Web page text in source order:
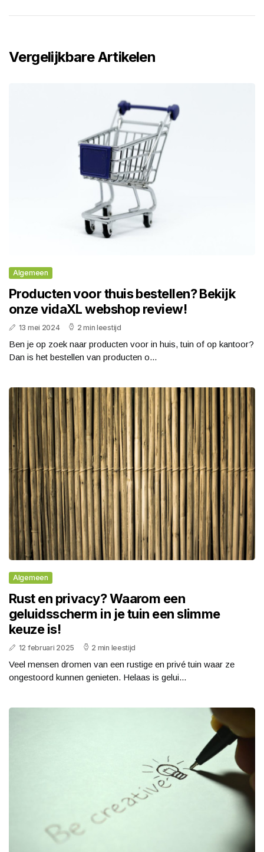
Vergelijkbare Artikelen
Algemeen
Producten voor thuis bestellen? Bekijk
onze vidaXL webshop review!
13 mei 2024 2 min leestijd
Ben je op zoek naar producten voor in huis, tuin of op kantoor?
Dan is het bestellen van producten o...
Algemeen
Rust en privacy? Waarom een
geluidsscherm in je tuin een slimme
keuze is!
12 februari 2025 2 min leestijd
Veel mensen dromen van een rustige en privé tuin waar ze
ongestoord kunnen genieten. Helaas is gelui...